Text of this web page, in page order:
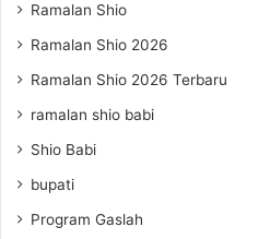
Ramalan Shio
Ramalan Shio 2026
Ramalan Shio 2026 Terbaru
ramalan shio babi
Shio Babi
bupati
Program Gaslah